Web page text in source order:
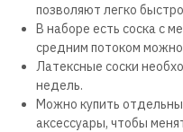
позволяют легко
В наборе есть соска с
средним потоком
Латексные соски
недель.
Можно купить
аксессуары, чтобы